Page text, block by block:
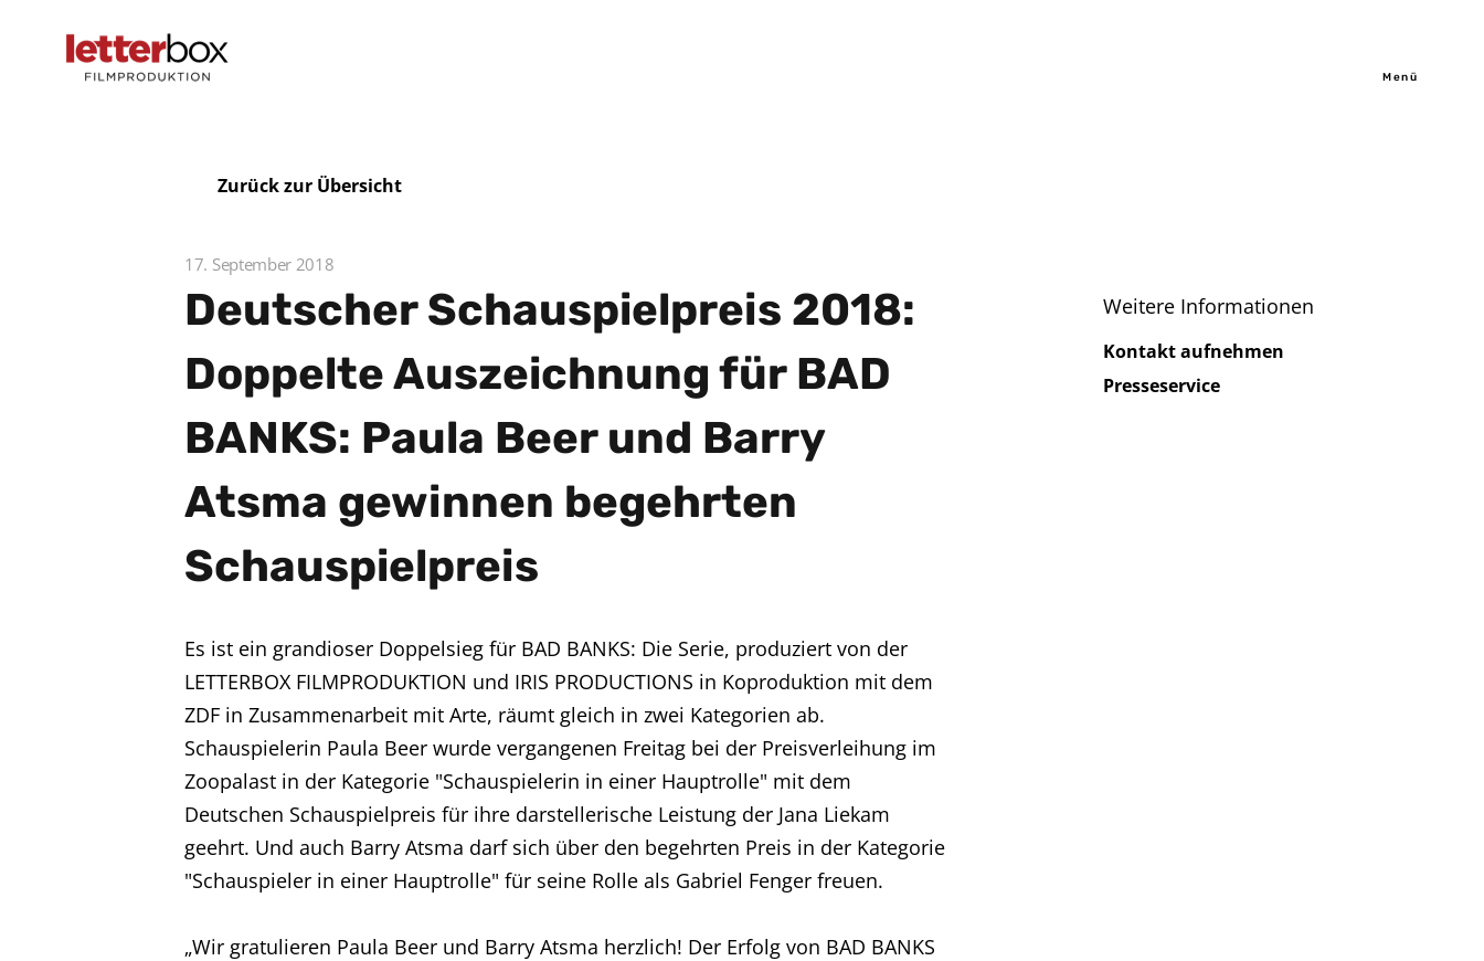
Menü
Zurück zur Übersicht
17. September 2018
Deutscher Schauspielpreis 2018:
Doppelte Auszeichnung für BAD
BANKS: Paula Beer und Barry
Atsma gewinnen begehrten
Schauspielpreis
Es ist ein grandioser Doppelsieg für BAD BANKS: Die Serie, produziert von der
LETTERBOX FILMPRODUKTION und IRIS PRODUCTIONS in Koproduktion mit dem
ZDF in Zusammenarbeit mit Arte, räumt gleich in zwei Kategorien ab.
Schauspielerin Paula Beer wurde vergangenen Freitag bei der Preisverleihung im
Zoopalast in der Kategorie "Schauspielerin in einer Hauptrolle" mit dem
Deutschen Schauspielpreis für ihre darstellerische Leistung der Jana Liekam
geehrt. Und auch Barry Atsma darf sich über den begehrten Preis in der Kategorie
"Schauspieler in einer Hauptrolle" für seine Rolle als Gabriel Fenger freuen.
„Wir gratulieren Paula Beer und Barry Atsma herzlich! Der Erfolg von BAD BANKS
Weitere Informationen
Kontakt aufnehmen
Presseservice